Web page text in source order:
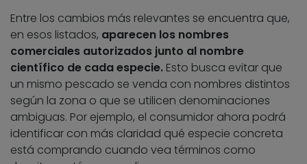
Entre los cambios más relevantes se encuentra que,
en esos listados, aparecen los nombres
comerciales autorizados junto al nombre
científico de cada especie. Esto busca evitar que
un mismo pescado se venda con nombres distintos
según la zona o que se utilicen denominaciones
ambiguas. Por ejemplo, el consumidor ahora podrá
identificar con más claridad qué especie concreta
está comprando cuando vea términos como